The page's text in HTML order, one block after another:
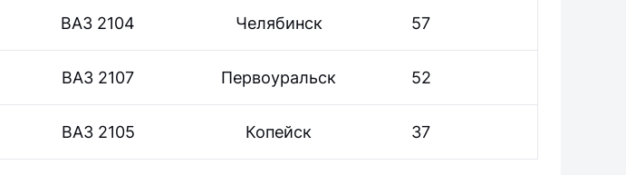
ВАЗ 2104 Челябинск 57
ВАЗ 2107 Первоуральск 52
ВАЗ 2105 Копейск 37